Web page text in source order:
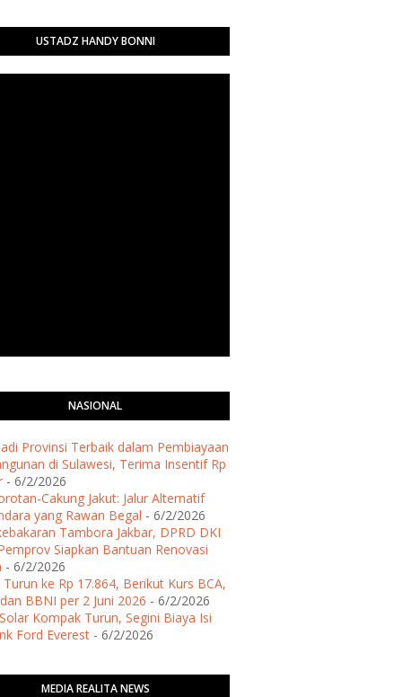
USTADZ HANDY BONNI
NASIONAL
Provinsi Terbaik dalam Pembiayaan
di Sulawesi, Terima Insentif Rp
- 6/2/2026
Cakung Jakut: Jalur Alternatif
yang Rawan Begal - 6/2/2026
Tambora Jakbar, DPRD DKI
Siapkan Bantuan Renovasi
- 6/2/2026
Turun ke Rp 17.864, Berikut Kurs BCA,
BBNI per 2 Juni 2026 - 6/2/2026
Kompak Turun, Segini Biaya Isi
Ford Everest - 6/2/2026
MEDIA REALITA NEWS